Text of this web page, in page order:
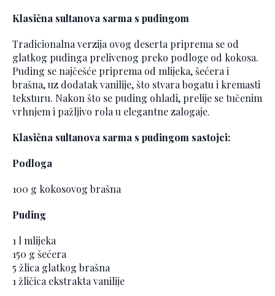
Klasična sultanova sarma s pudingom
Tradicionalna verzija ovog deserta priprema se od
glatkog pudinga prelivenog preko podloge od kokosa.
Puding se najčešće priprema od mlijeka, šećera i
brašna, uz dodatak vanilije, što stvara bogatu i kremasti
teksturu. Nakon što se puding ohladi, prelije se tučenim
vrhnjem i pažljivo rola u elegantne zalogaje.
Klasična sultanova sarma s pudingom sastojci:
Podloga
100 g kokosovog brašna
Puding
1 l mlijeka
150 g šećera
5 žlica glatkog brašna
1 žličica ekstrakta vanilije